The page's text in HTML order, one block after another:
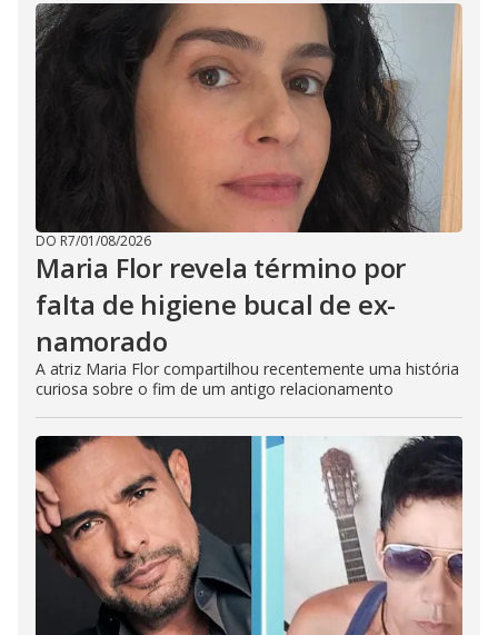
DO R7/01/08/2026
Maria Flor revela término por
falta de higiene bucal de ex-
namorado
A atriz Maria Flor compartilhou recentemente uma história
curiosa sobre o fim de um antigo relacionamento